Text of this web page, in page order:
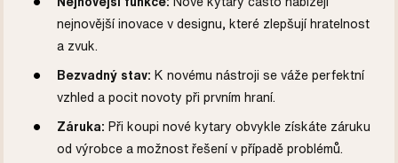
nejnovější inovace v designu, které zlepšují hratelnost
a zvuk.
Bezvadný stav: K novému nástroji se váže perfektní
vzhled a pocit novoty při prvním hraní.
Záruka: Při koupi nové kytary obvykle získáte záruku
od výrobce a možnost řešení v případě problémů.